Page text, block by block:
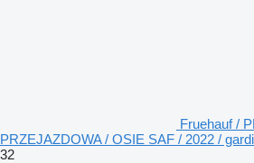
Fruehauf /
PRZEJAZDOWA / OSIE SAF / 2022 /
32